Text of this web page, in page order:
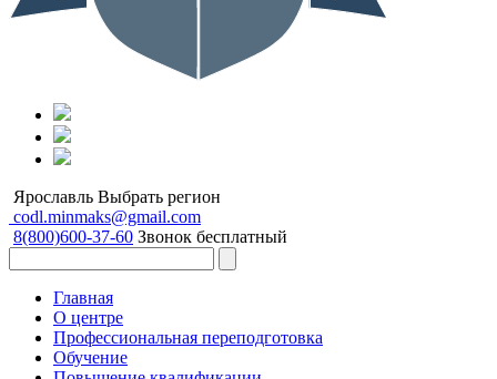
Ярославль Выбрать регион
codl.minmaks@gmail.com
8(800)600-37-60 Звонок бесплатный
Главная
О центре
Профессиональная переподготовка
Обучение